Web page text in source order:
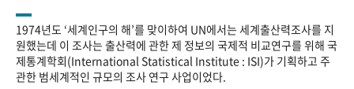
1974년도 ‘세계인구의 해’를 맞이하여 UN에서는 세계출산력조사를 지
원했는데 이 조사는 출산력에 관한 제 정보의 국제적 비교연구를 위해 국
제통계학회(International Statistical Institute : ISI)가 기획하고 주
관한 범세계적인 규모의 조사 연구 사업이었다.